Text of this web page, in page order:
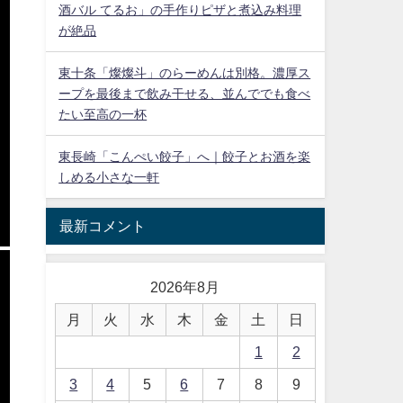
酒バル てるお」の手作りピザと煮込み料理
が絶品
東十条「燦燦斗」のらーめんは別格。濃厚ス
ープを最後まで飲み干せる、並んででも食べ
たい至高の一杯
東長崎「こんぺい餃子」へ｜餃子とお酒を楽
しめる小さな一軒
最新コメント
2026年8月
月 火 水 木 金 土 日
1 2
3 4 5 6 7 8 9